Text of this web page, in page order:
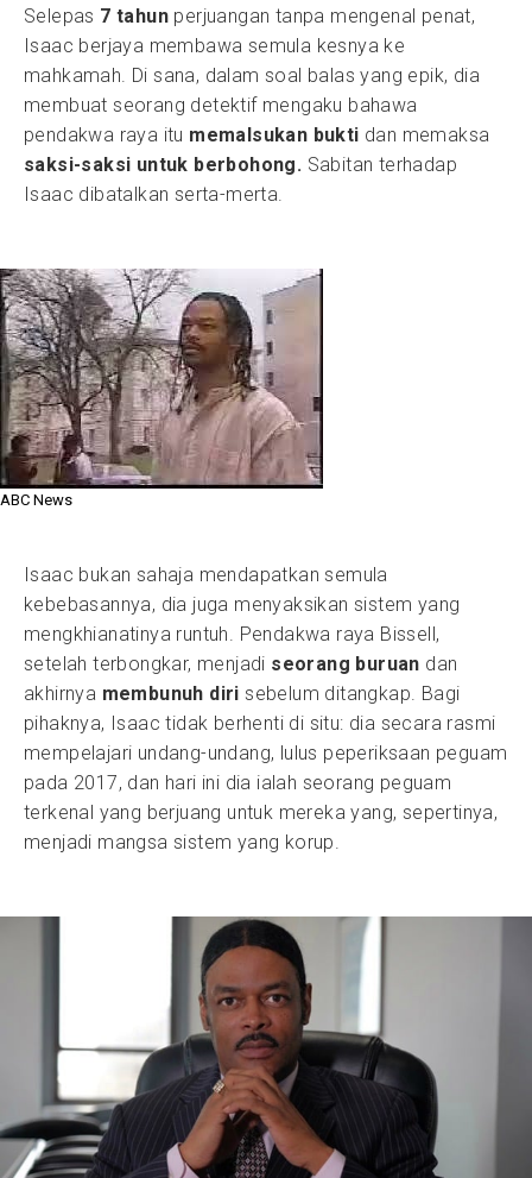
Selepas 7 tahun perjuangan tanpa mengenal penat,
Isaac berjaya membawa semula kesnya ke
mahkamah. Di sana, dalam soal balas yang epik, dia
membuat seorang detektif mengaku bahawa
pendakwa raya itu memalsukan bukti dan memaksa
saksi-saksi untuk berbohong. Sabitan terhadap
Isaac dibatalkan serta-merta.
ABC News
Isaac bukan sahaja mendapatkan semula
kebebasannya, dia juga menyaksikan sistem yang
mengkhianatinya runtuh. Pendakwa raya Bissell,
setelah terbongkar, menjadi seorang buruan dan
akhirnya membunuh diri sebelum ditangkap. Bagi
pihaknya, Isaac tidak berhenti di situ: dia secara rasmi
mempelajari undang-undang, lulus peperiksaan peguam
pada 2017, dan hari ini dia ialah seorang peguam
terkenal yang berjuang untuk mereka yang, sepertinya,
menjadi mangsa sistem yang korup.